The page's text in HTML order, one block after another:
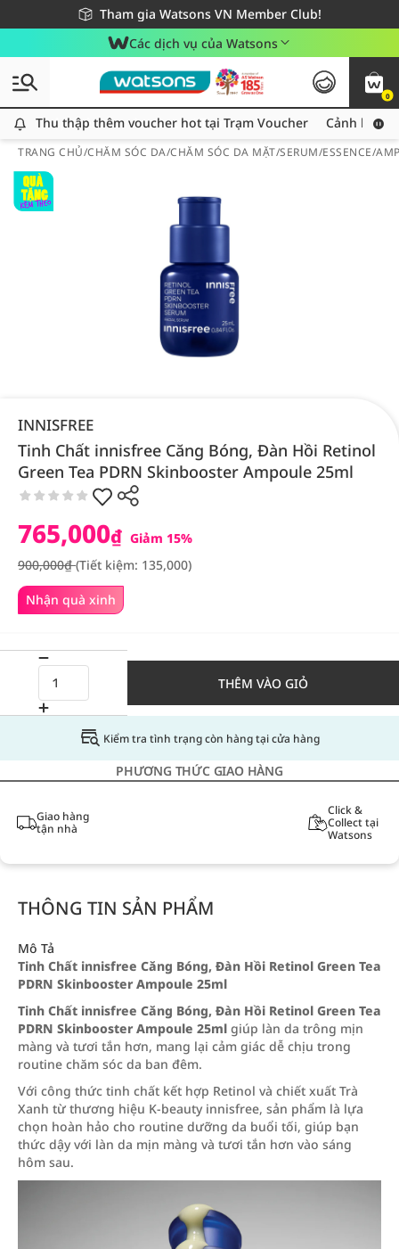
Tham gia Watsons VN Member Club!
Miễn phí giao hàng cho đơn hàng từ 249,000Đ
Giao hàng nhanh 24h - Áp dụng khu vực TP. Hồ Chí Minh
Các dịch vụ của Watsons
0
Thu thập thêm voucher hot tại Trạm Voucher
Thu thập thêm voucher hot tại Trạm Voucher Cảnh báo
TRANG CHỦ/CHĂM SÓC DA/CHĂM SÓC DA MẶT/SERUM/ESSENCE/
INNISFREE
Tinh Chất innisfree Căng Bóng, Đàn Hồi Retinol
Green Tea PDRN Skinbooster Ampoule 25ml
Nhận quà xinh
765,000₫ Giảm 15%
900,000₫(Tiết kiệm: 135,000)
THÊM VÀO GIỎ
Kiểm tra tình trạng còn hàng tại cửa hàng
PHƯƠNG THỨC GIAO HÀNG
Giao hàng
tận nhà
Click &
Collect tại
Watsons
THÔNG TIN SẢN PHẨM
Mô Tả
Tinh Chất innisfree Căng Bóng, Đàn Hồi Retinol Green Tea
PDRN Skinbooster Ampoule 25ml
Tinh Chất innisfree Căng Bóng, Đàn Hồi Retinol Green Tea
PDRN Skinbooster Ampoule 25ml giúp làn da trông mịn
màng và tươi tắn hơn, mang lại cảm giác dễ chịu trong
routine chăm sóc da ban đêm.
Với công thức tinh chất kết hợp Retinol và chiết xuất Trà
Xanh từ thương hiệu K-beauty innisfree, sản phẩm là lựa
chọn hoàn hảo cho routine dưỡng da buổi tối, giúp bạn
thức dậy với làn da mịn màng và tươi tắn hơn vào sáng
hôm sau.